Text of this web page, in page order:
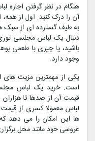
هنگام در نظر گرفتن اجاره
آن را درک کنید. اول از
به طیف گسترده ای از سبک
دنبال یک لباس مجلسی
باشید، یا چیزی با طعمی
وجود دارد.
یکی از مهمترین مزیت
است. خرید یک لباس
قیمت آن از صدها تا
لباس معمولا کسری از
ها این امکان را می دهد
عروسی خود مانند محل